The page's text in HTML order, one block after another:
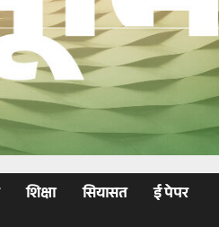
शिक्षा सियासत
ई पेपर